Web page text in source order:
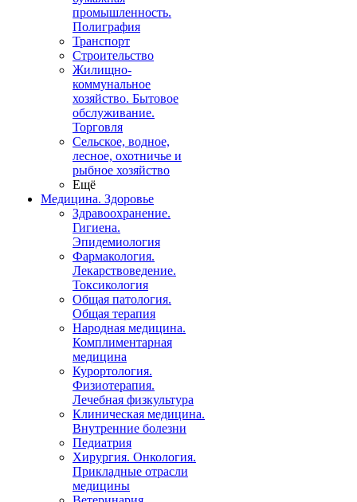
промышленность.
Полиграфия
Транспорт
Строительство
Жилищно-
коммунальное
хозяйство. Бытовое
обслуживание.
Торговля
Сельское, водное,
лесное, охотничье и
рыбное хозяйство
Ещё
Медицина. Здоровье
Здравоохранение.
Гигиена.
Эпидемиология
Фармакология.
Лекарствоведение.
Токсикология
Общая патология.
Общая терапия
Народная медицина.
Комплиментарная
медицина
Курортология.
Физиотерапия.
Лечебная физкультура
Клиническая медицина.
Внутренние болезни
Педиатрия
Хирургия. Онкология.
Прикладные отрасли
медицины